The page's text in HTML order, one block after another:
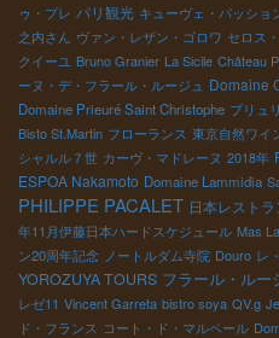
ゥ・プレ パリ観光 キューヴェ・パッショ
之内さん ヴァン・レザン・ゴロワ セロス
クイーユ Bruno Granier La Sicile Château
ーヌ・デ・フラール・ルージュ Domaine
Domaine Prieuré Saint Christophe ブリュ
Bisto St.Martin フローランス 東京自然ワイ
シャルル７世 カーヴ・マドレーヌ 2018年
ESPOA Nakamoto Domaine Lammidia
PHILIPPE PACALET 日本レストラ
年11月伊藤日本ハードスケジュール Mas
ン20周年記念 ノートルダム寺院 Douro レ
YOROZUYA TOURS フラール・ルー
レゼ11 Vincent Garreta bistro soya QV.g
ド・フランス コート・ド・マルペール